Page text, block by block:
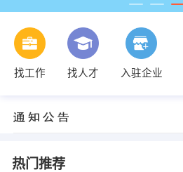
找工作 找人才 入驻企业
热门推荐